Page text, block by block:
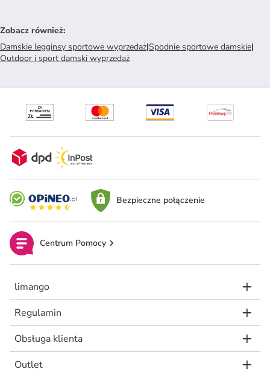
Zobacz również:
Damskie legginsy sportowe wyprzedaż|Spodnie sportowe damskie|
Outdoor i sport damski wyprzedaż
Bezpieczne połączenie
Centrum Pomocy
limango
Regulamin
Obsługa klienta
Outlet